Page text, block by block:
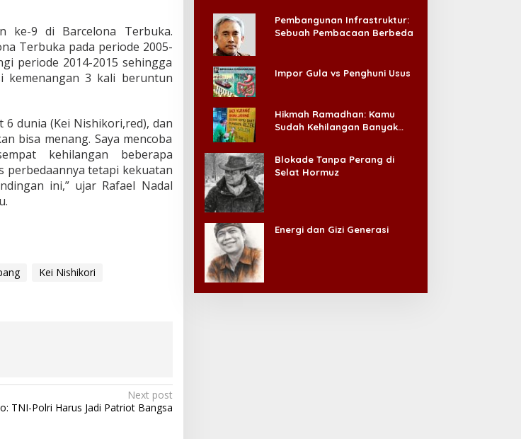
ke-9 di Barcelona Terbuka.
Terbuka pada periode 2005-
periode 2014-2015 sehingga
kemenangan 3 kali beruntun
6 dunia (Kei Nishikori,red), dan
bisa menang. Saya mencoba
kehilangan beberapa
perbedaannya tetapi kekuatan
ini,” ujar Rafael Nadal
Kei Nishikori
Next post
TNI-Polri Harus Jadi Patriot Bangsa
Pembangunan Infrastruktur:
Sebuah Pembacaan Berbeda
Impor Gula vs Penghuni Usus
Hikmah Ramadhan: Kamu
Sudah Kehilangan Banyak
Blokade Tanpa Perang di
Selat Hormuz
Energi dan Gizi Generasi